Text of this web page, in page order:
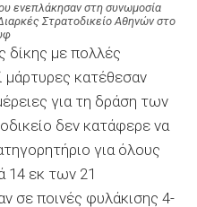
ενεπλάκησαν στη συνωμοσία
Στρατοδικείο Αθηνών στο
δίκης με πολλές
μάρτυρες κατέθεσαν
για τη δράση των
δεν κατάφερε να
για όλους
14 εκ των 21
σε ποινές φυλάκισης 4-